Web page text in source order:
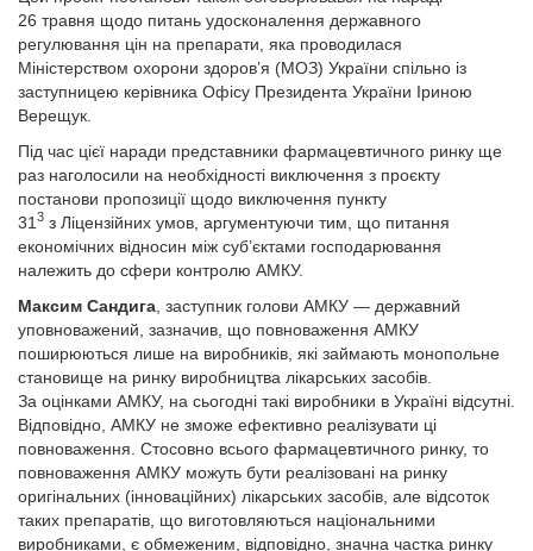
26 травня щодо питань удосконалення державного
регулювання цін на препарати, яка проводилася
Міністерством охорони здоров’я (МОЗ) України спільно із
заступницею керівника Офісу Президента України Іриною
Верещук.
Під час цієї наради представники фармацевтичного ринку ще
раз наголосили на необхідності виключення з проєкту
постанови пропозиції щодо виключення пункту
31 3 з Ліцензійних умов, аргументуючи тим, що питання
економічних відносин між суб’єктами господарювання
належить до сфери контролю АМКУ.
Максим Сандига , заступник голови АМКУ — державний
уповноважений, зазначив, що повноваження АМКУ
поширюються лише на виробників, які займають монопольне
становище на ринку виробництва лікарських засобів.
За оцінками АМКУ, на сьогодні такі виробники в Україні відсутні.
Відповідно, АМКУ не зможе ефективно реалізувати ці
повноваження. Стосовно всього фармацевтичного ринку, то
повноваження АМКУ можуть бути реалізовані на ринку
оригінальних (інноваційних) лікарських засобів, але відсоток
таких препаратів, що виготовляються національними
виробниками, є обмеженим, відповідно, значна частка ринку